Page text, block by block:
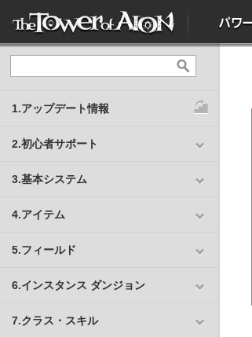
1.アップデート情報
2.初心者サポート
3.基本システム
4.アイテム
5.フィールド
6.インスタンス ダンジョン
7.クラス・スキル